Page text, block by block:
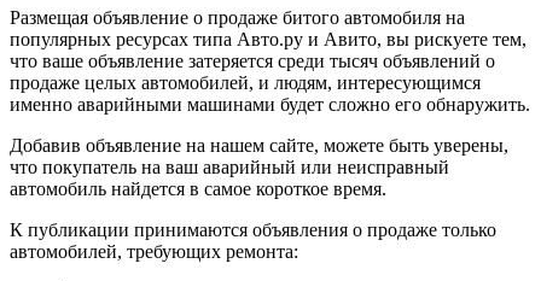
Размещая объявление о продаже битого автомобиля на
популярных ресурсах типа Авто.ру и Авито, вы рискуете тем,
что ваше объявление затеряется среди тысяч объявлений о
продаже целых автомобилей, и людям, интересующимся
именно аварийными машинами будет сложно его обнаружить.
Добавив объявление на нашем сайте, можете быть уверены,
что покупатель на ваш аварийный или неисправный
автомобиль найдется в самое короткое время.
К публикации принимаются объявления о продаже только
автомобилей, требующих ремонта: